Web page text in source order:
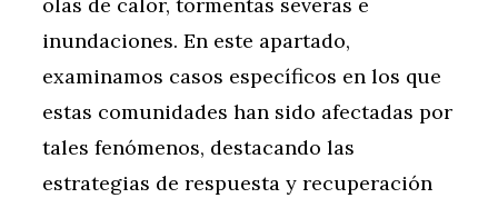
olas de calor, tormentas severas e
inundaciones. En este apartado,
examinamos casos específicos en los que
estas comunidades han sido afectadas por
tales fenómenos, destacando las
estrategias de respuesta y recuperación